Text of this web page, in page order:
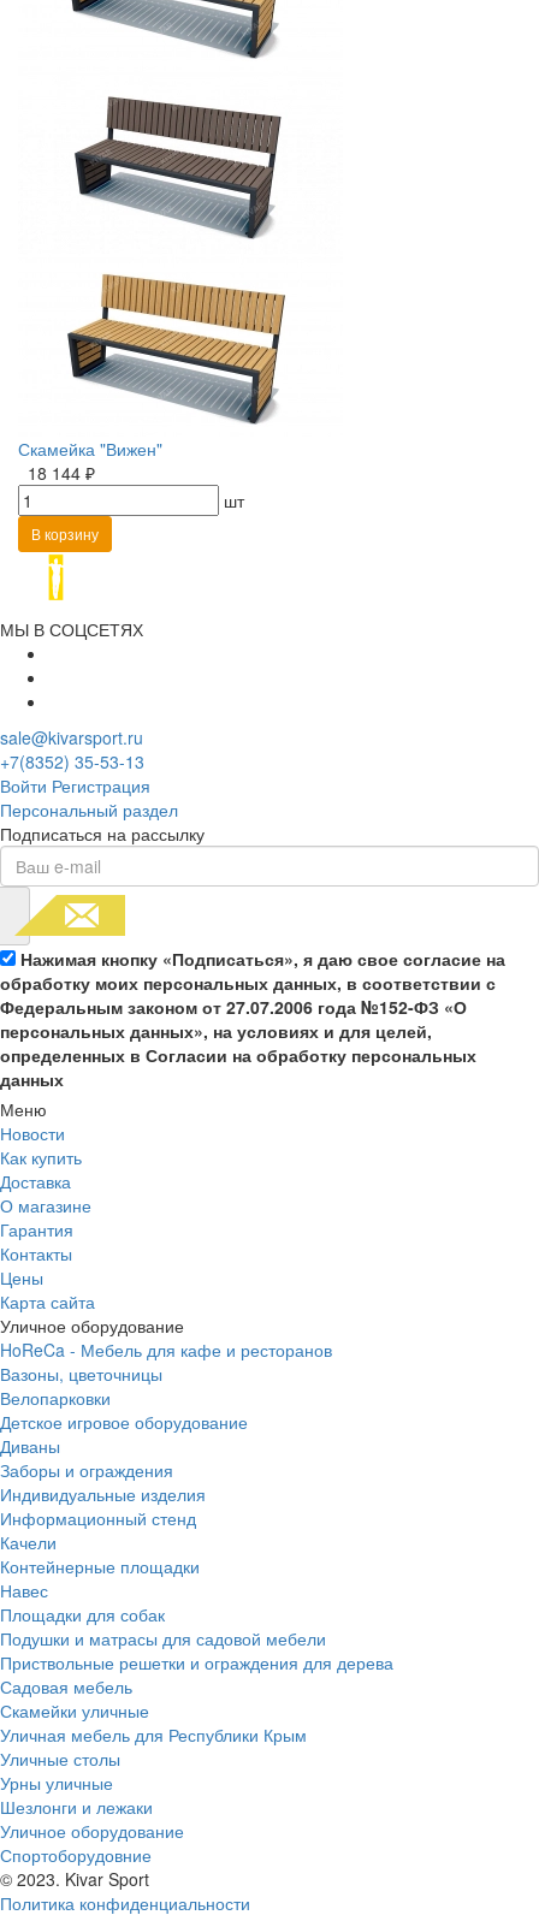
Скамейка "Вижен"
18 144 ₽
шт
В корзину
МЫ В СОЦСЕТЯХ
sale@kivarsport.ru
+7(8352) 35-53-13
Войти Регистрация
Персональный раздел
Подписаться на рассылку
Нажимая кнопку «Подписаться», я даю свое согласие на
обработку моих персональных данных, в соответствии с
Федеральным законом от 27.07.2006 года №152-ФЗ «О
персональных данных», на условиях и для целей,
определенных в Согласии на обработку персональных
данных
Меню
Новости
Как купить
Доставка
О магазине
Гарантия
Контакты
Цены
Карта сайта
Уличное оборудование
HoReCa - Мебель для кафе и ресторанов
Вазоны, цветочницы
Велопарковки
Детское игровое оборудование
Диваны
Заборы и ограждения
Индивидуальные изделия
Информационный стенд
Качели
Контейнерные площадки
Навес
Площадки для собак
Подушки и матрасы для садовой мебели
Приствольные решетки и ограждения для дерева
Садовая мебель
Скамейки уличные
Уличная мебель для Республики Крым
Уличные столы
Урны уличные
Шезлонги и лежаки
Уличное оборудование
Спортоборудовние
© 2023. Kivar Sport
Политика конфиденциальности